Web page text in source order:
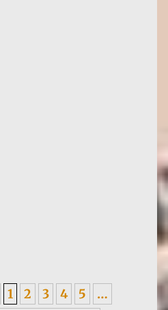
1 2 3 4 5
…